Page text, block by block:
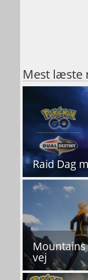
Mest læste
Raid Dag
vej